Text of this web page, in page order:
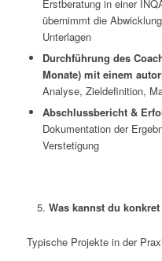
Erstberatung in einer
übernimmt die
Unterlagen
Durchführung des
Monate) mit einem
Analyse, Zieldefinition,
Abschlussbericht &
Dokumentation der
Verstetigung
Was kannst du
Typische Projekte in der